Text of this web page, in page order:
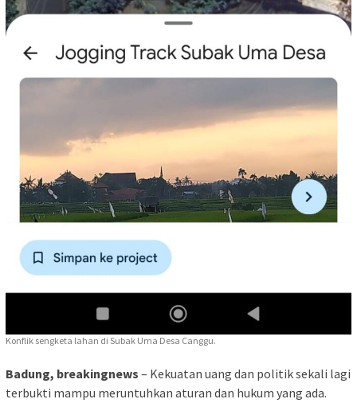
Konflik sengketa lahan di Subak Uma Desa Canggu.
Badung, breakingnews – Kekuatan uang dan politik sekali lagi
terbukti mampu meruntuhkan aturan dan hukum yang ada.